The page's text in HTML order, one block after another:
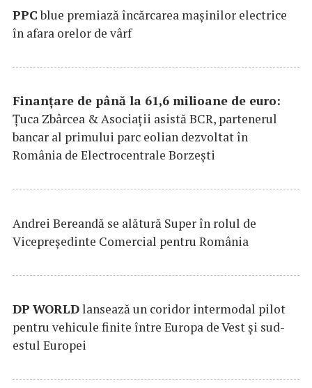
PPCblue premiază încărcarea maşinilor electrice
în afara orelor de vârf
Finanțare de până la 61,6 milioane de euro:
Țuca Zbârcea & Asociații asistă BCR, partenerul
bancar al primului parc eolian dezvoltat în
România de Electrocentrale Borzești
Andrei Bereandă se alătură Super în rolul de
Vicepreședinte Comercial pentru România
DP WORLDlansează un coridor intermodal pilot
pentru vehicule finite între Europa de Vest și sud-
estul Europei